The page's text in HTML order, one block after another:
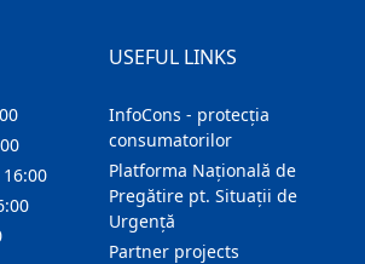
USEFUL LINKS
InfoCons - protecția
consumatorilor
Platforma Națională de
Pregătire pt. Situații de
Urgență
Partner projects